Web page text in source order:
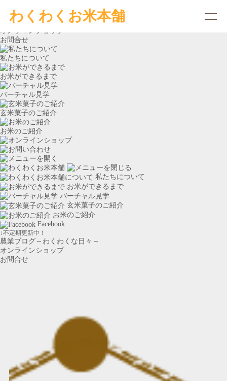
農業ブログ～わくわくな日々～
←不定期更新中！
オンラインショップ
お問合せ
私たちについて
お米ができるまで
バーチャル見学
玄米菓子のご紹介
お米のご紹介
私たちについて
お米ができるまで
バーチャル見学
玄米菓子のご紹介
お米のご紹介
Facebook
↓不定期更新中！
農業ブログ～わくわくな日々～
オンラインショップ
お問合せ
わくわくお米本舗